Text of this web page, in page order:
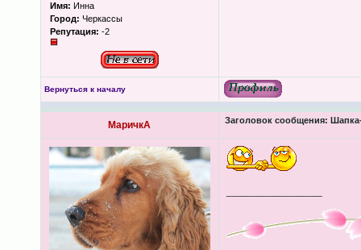
Имя: Инна
Город: Черкассы
Репутация: -2
Вернуться к началу
МаричкА Заголовок сообщения: